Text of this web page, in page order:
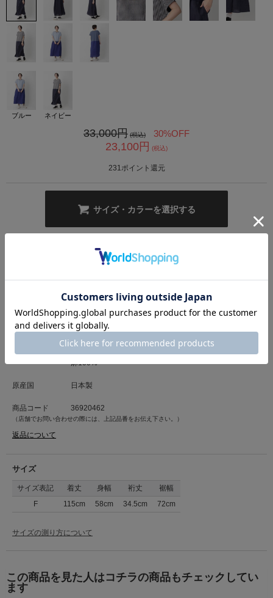
販サイト
ブルー ネイビー
33,000円 (税込) 30%OFF
23,100円 (税込)
231ポイント還元
サイズ・カラーを選択する
かな天竺素材とフレンチリネンを組み合わせた、着心地抜群のアイテム。可
愛らしいギンガムチェック柄が、スタイリングのアクセントになります。
■洗濯表記■手洗い
ワンピース > カットワンピース
素材
本体(チェック生地):ポリエステル71%、レーヨン17%、麻
8%、綿3%、ポリウレタン1%/別布:綿100%/スカート生地:
麻100%
原産国 日本製
商品コード 36920462
（店舗でお問い合わせの際には、上記品番をお伝え下さい。）
返品について
サイズ
サイズ表記 着丈 身幅 裄丈
裾幅
F
115cm 58cm 34.5cm 72cm
サイズの測り方について
この商品を見た人はコチラの商品もチェックしてい
ます